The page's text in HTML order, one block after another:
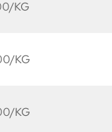
KG
KG
KG